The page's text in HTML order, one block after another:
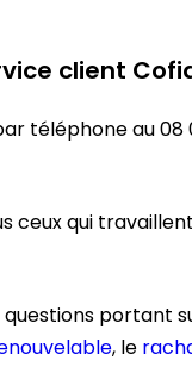
client
téléphone au 08
qui
portant
, le